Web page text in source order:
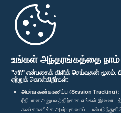
உங்கள் அந்தரங்கத்தை நாம்
"சரி" என்பதைக் கிளிக் செய்வதன்
ஏற்றுக் கொள்கிறீர்கள்:
அமர்வு கண்காணிப்பு (Session Tracking):
ரீதியான அனுபவத்திற்காக எங்கள்
கண்காணிக்க அமர்வுகளைப்
முதற்பக்கம்
பாராளுமன்ற கையடக்க செயலி
எம்மை பின்தொடர்க :